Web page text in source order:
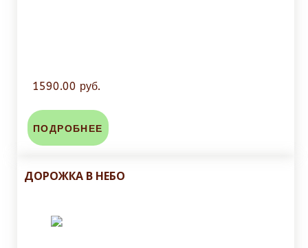
1590.00 руб.
ПОДРОБНЕЕ
ДОРОЖКА В НЕБО